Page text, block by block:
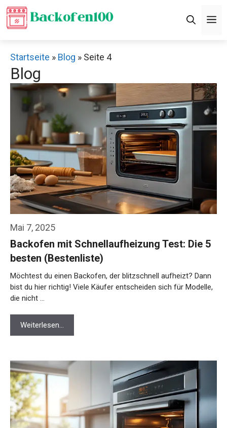
Zum
Inhalt
Startseite » Blog » Seite 4
Blog
Mai 7, 2025
Backofen mit Schnellaufheizung Test: Die 5
besten (Bestenliste)
Möchtest du einen Backofen, der blitzschnell aufheizt? Dann
bist du hier richtig! Viele Käufer entscheiden sich für Modelle,
die nicht …
Weiterlesen…